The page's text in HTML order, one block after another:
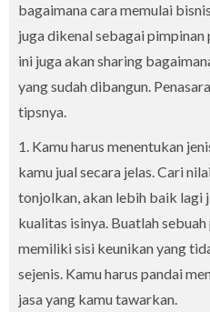
bagaimana cara memulai
juga dikenal sebagai pimpinan
ini juga akan sharing
yang sudah dibangun.
tipsnya.
1. Kamu harus menentukan
kamu jual secara jelas. Cari
tonjolkan, akan lebih baik lagi
kualitas isinya. Buatlah
memiliki sisi keunikan yang
sejenis. Kamu harus pandai
jasa yang kamu tawarkan.